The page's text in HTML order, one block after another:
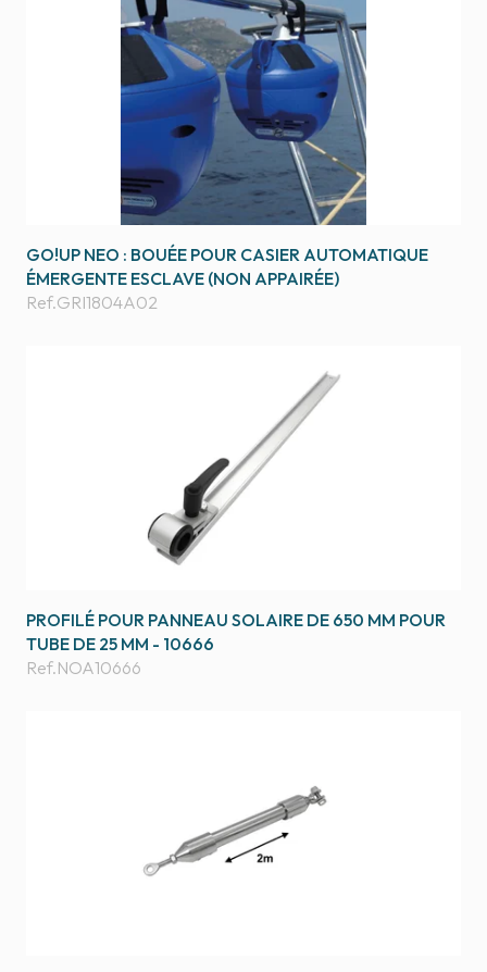
GO!UP NEO : BOUÉE POUR CASIER AUTOMATIQUE
ÉMERGENTE ESCLAVE (NON APPAIRÉE)
Ref.GRI1804A02
PROFILÉ POUR PANNEAU SOLAIRE DE 650 MM POUR
TUBE DE 25 MM - 10666
Ref.NOA10666